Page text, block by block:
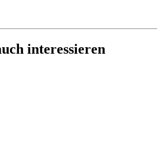
interessieren